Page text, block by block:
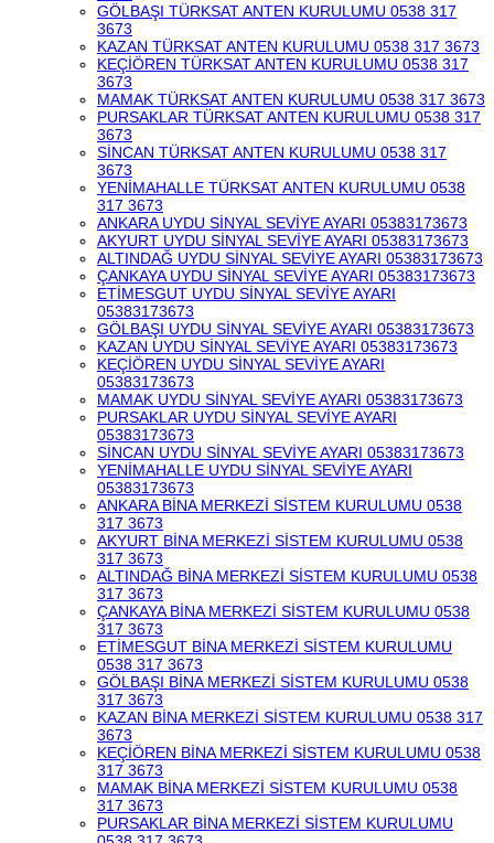
GÖLBAŞI TÜRKSAT ANTEN KURULUMU 0538 317
3673
KAZAN TÜRKSAT ANTEN KURULUMU 0538 317 3673
KEÇİÖREN TÜRKSAT ANTEN KURULUMU 0538 317
3673
MAMAK TÜRKSAT ANTEN KURULUMU 0538 317 3673
PURSAKLAR TÜRKSAT ANTEN KURULUMU 0538 317
3673
SİNCAN TÜRKSAT ANTEN KURULUMU 0538 317
3673
YENİMAHALLE TÜRKSAT ANTEN KURULUMU 0538
317 3673
ANKARA UYDU SİNYAL SEVİYE AYARI 05383173673
AKYURT UYDU SİNYAL SEVİYE AYARI 05383173673
ALTINDAĞ UYDU SİNYAL SEVİYE AYARI 05383173673
ÇANKAYA UYDU SİNYAL SEVİYE AYARI 05383173673
ETİMESGUT UYDU SİNYAL SEVİYE AYARI
05383173673
GÖLBAŞI UYDU SİNYAL SEVİYE AYARI 05383173673
KAZAN UYDU SİNYAL SEVİYE AYARI 05383173673
KEÇİÖREN UYDU SİNYAL SEVİYE AYARI
05383173673
MAMAK UYDU SİNYAL SEVİYE AYARI 05383173673
PURSAKLAR UYDU SİNYAL SEVİYE AYARI
05383173673
SİNCAN UYDU SİNYAL SEVİYE AYARI 05383173673
YENİMAHALLE UYDU SİNYAL SEVİYE AYARI
05383173673
ANKARA BİNA MERKEZİ SİSTEM KURULUMU 0538
317 3673
AKYURT BİNA MERKEZİ SİSTEM KURULUMU 0538
317 3673
ALTINDAĞ BİNA MERKEZİ SİSTEM KURULUMU 0538
317 3673
ÇANKAYA BİNA MERKEZİ SİSTEM KURULUMU 0538
317 3673
ETİMESGUT BİNA MERKEZİ SİSTEM KURULUMU
0538 317 3673
GÖLBAŞI BİNA MERKEZİ SİSTEM KURULUMU 0538
317 3673
KAZAN BİNA MERKEZİ SİSTEM KURULUMU 0538 317
3673
KEÇİÖREN BİNA MERKEZİ SİSTEM KURULUMU 0538
317 3673
MAMAK BİNA MERKEZİ SİSTEM KURULUMU 0538
317 3673
PURSAKLAR BİNA MERKEZİ SİSTEM KURULUMU